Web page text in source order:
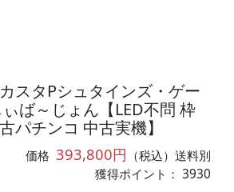
スタPシュタインズ・ゲー
ぃば～じょん【LED不問 枠
パチンコ 中古実機】
価格393,800円 （税込）送料別
獲得ポイント： 3930